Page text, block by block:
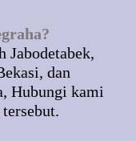
dan
Hubungi kami